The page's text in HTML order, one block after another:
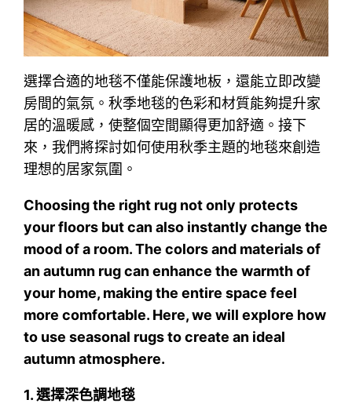
選擇合適的地毯不僅能保護地板，還能立即改變
房間的氣氛。秋季地毯的色彩和材質能夠提升家
居的溫暖感，使整個空間顯得更加舒適。接下
來，我們將探討如何使用秋季主題的地毯來創造
理想的居家氛圍。
Choosing the right rug not only protects
your floors but can also instantly change the
mood of a room. The colors and materials of
an autumn rug can enhance the warmth of
your home, making the entire space feel
more comfortable. Here, we will explore how
to use seasonal rugs to create an ideal
autumn atmosphere.
1.選擇深色調地毯